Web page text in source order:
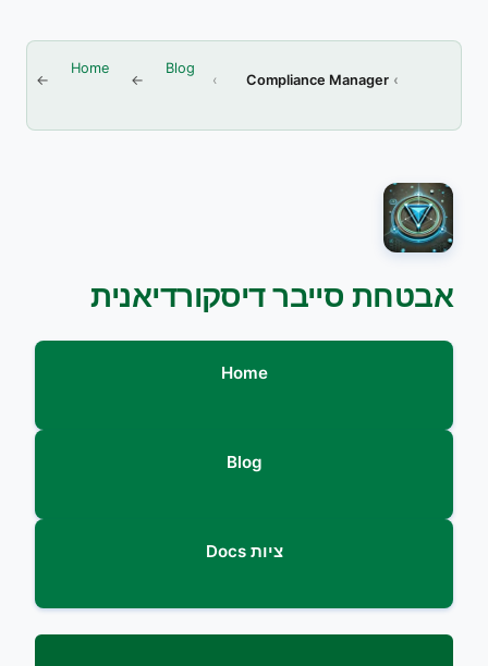
Home Blog
Compliance Manager
אבטחת סייבר דיסקורדיאנית
Home
Blog
ציות Docs